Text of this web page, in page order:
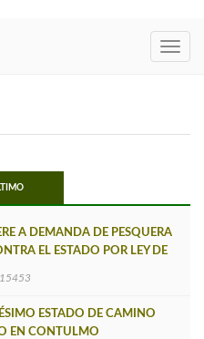
A DEMANDA DE PESQUERA
EL ESTADO POR LEY DE
15453
ESTADO DE CAMINO
EN CONTULMO